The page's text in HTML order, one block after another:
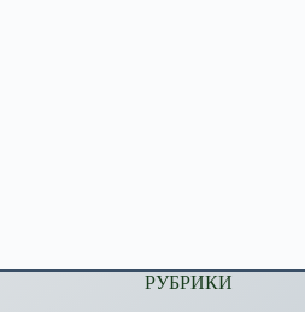
РУБРИКИ